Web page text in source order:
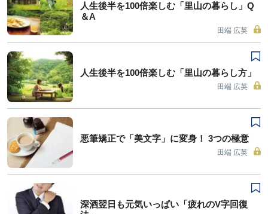
人生後半を100倍楽しむ「里山の暮らし」Q
＆A
田端 広英
人生後半を100倍楽しむ「里山の暮らし方」
田端 広英
悪筆矯正で「美文字」に変身！ 3つの極意
田端 広英
深酒翌日も元気いっぱい「疲れのV字回復